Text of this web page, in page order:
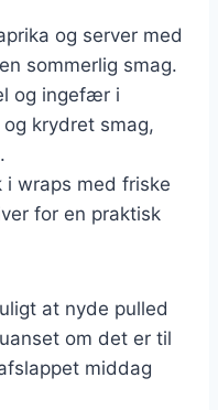
og server med
sommerlig smag.
og ingefær i
krydret smag,
i wraps med friske
for en praktisk
at nyde pulled
om det er til
middag